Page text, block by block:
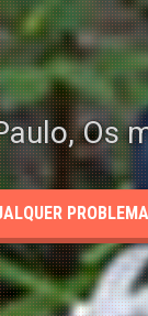
Os